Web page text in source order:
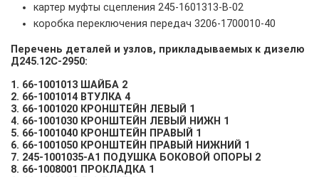
картер муфты сцепления 245-1601313-В-02
коробка переключения передач 3206-1700010-40
Перечень деталей и узлов, прикладываемых к дизелю
Д245.12С-2950:
1. 66-1001013 ШАЙБА 2
2. 66-1001014 ВТУЛКА 4
3. 66-1001020 КРОНШТЕЙН ЛЕВЫЙ 1
4. 66-1001030 КРОНШТЕЙН ЛЕВЫЙ НИЖН 1
5. 66-1001040 КРОНШТЕЙН ПРАВЫЙ 1
6. 66-1001050 КРОНШТЕЙН ПРАВЫЙ НИЖНИЙ 1
7. 245-1001035-А1 ПОДУШКА БОКОВОЙ ОПОРЫ 2
8. 66-1008001 ПРОКЛАДКА 1